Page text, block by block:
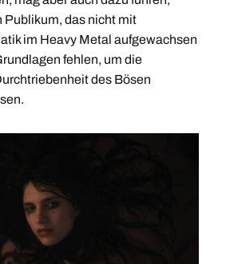
Publikum, das nicht mit
im Heavy Metal aufgewachsen
fehlen, um die
des Bösen